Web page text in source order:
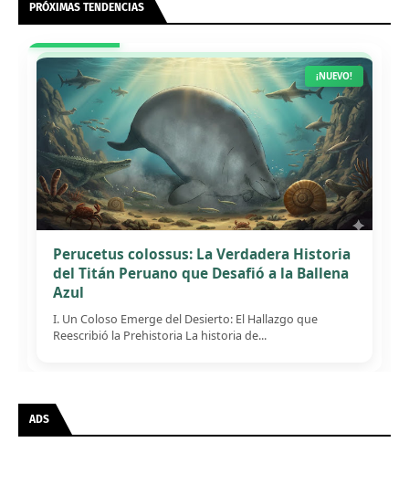
PRÓXIMAS TENDENCIAS
¡NUEVO!
Perucetus colossus: La Verdadera Historia
del Titán Peruano que Desafió a la Ballena
Azul
I. Un Coloso Emerge del Desierto: El Hallazgo que
Reescribió la Prehistoria La historia de...
ADS